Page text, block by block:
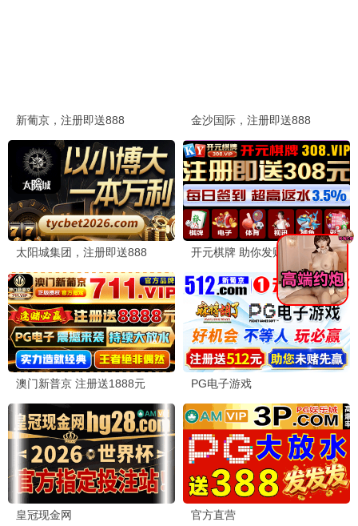
飞驰人生3
2026 / 喜剧 / 赛车